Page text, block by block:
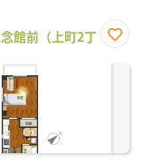
館前（上町2丁
に入